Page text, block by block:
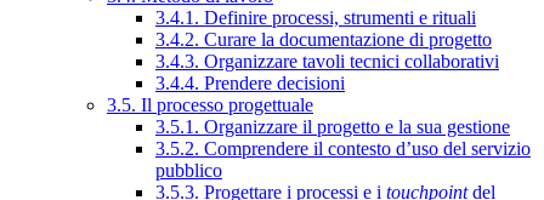
3.4.1. Definire processi, strumenti e rituali
3.4.2. Curare la documentazione di progetto
3.4.3. Organizzare tavoli tecnici collaborativi
3.4.4. Prendere decisioni
3.5. Il processo progettuale
3.5.1. Organizzare il progetto e la sua gestione
3.5.2. Comprendere il contesto d’uso del servizio
pubblico
3.5.3. Progettare i processi e i touchpointdel